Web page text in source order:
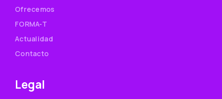
Ofrecemos
FORMA-T
Actualidad
Contacto
Legal